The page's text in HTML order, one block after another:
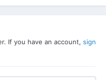
If you have an account, sign